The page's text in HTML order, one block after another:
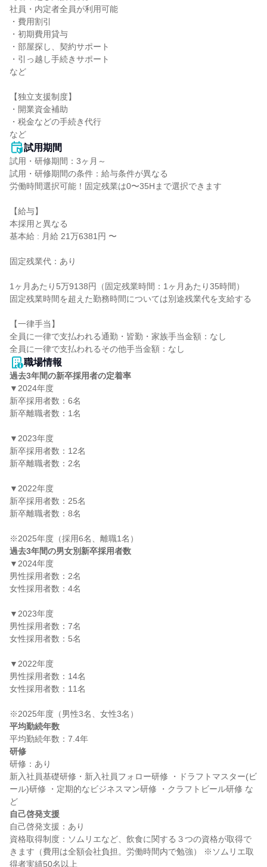
社員・内定者全員が利用可能
・費用割引
・初期費用貸与
・部屋探し、契約サポート
・引っ越し手続きサポート
など
【独立支援制度】
・開業資金補助
・税金などの手続き代行
など
試用期間
試用・研修期間：3ヶ月～
試用・研修期間の条件：給与条件が異なる
労働時間選択可能！固定残業は0〜35Hまで選択できます
【給与】
本採用と異なる
基本給 : 月給 21万6381円 〜
固定残業代：あり
1ヶ月あたり5万9138円（固定残業時間：1ヶ月あたり35時間）
固定残業時間を超えた勤務時間については別途残業代を支給する
【一律手当】
全員に一律で支払われる通勤・皆勤・家族手当金額：なし
職場情報
過去3年間の新卒採用者の定着率
▼2024年度
新卒採用者数：6名
新卒離職者数：1名
▼2023年度
新卒採用者数：12名
新卒離職者数：2名
▼2022年度
新卒採用者数：25名
新卒離職者数：8名
過去3年間の男女別新卒採用者数
▼2024年度
男性採用者数：2名
女性採用者数：4名
▼2023年度
男性採用者数：7名
女性採用者数：5名
▼2022年度
男性採用者数：14名
女性採用者数：11名
平均勤続年数
研修
研修：あり
新入社員基礎研修・新入社員フォロー研修 ・ドラフトマスター(ビ
ール)研修 ・定期的なビジネスマン研修 ・クラフトビール研修 な
自己啓発支援
自己啓発支援：あり
資格取得制度：ソムリエなど、飲食に関する３つの資格が取得で
きます（費用は全額会社負担。労働時間内で勉強） ※ソムリエ取